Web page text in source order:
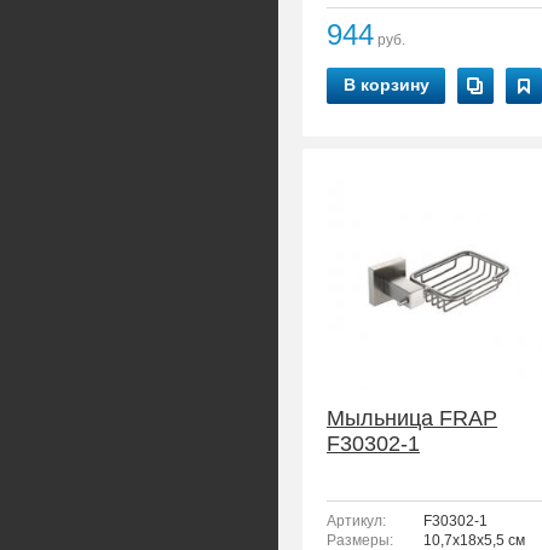
944 руб.
В корзину
Мыльница FRAP
F30302-1
Артикул:
F30302-1
Размеры:
10,7x18x5,5 см